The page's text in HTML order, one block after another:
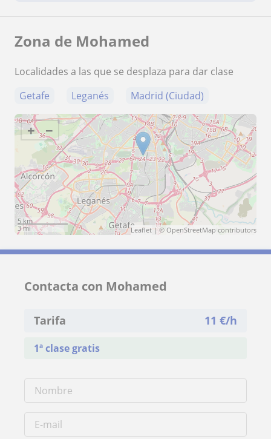
Zona de Mohamed
Localidades a las que se desplaza para dar clase
Getafe
Leganés Madrid (Ciudad)
+ −
5 km
3 mi
Leaflet | © OpenStreetMap contributors
Contacta con Mohamed
Tarifa 11 €/h
1ª clase gratis